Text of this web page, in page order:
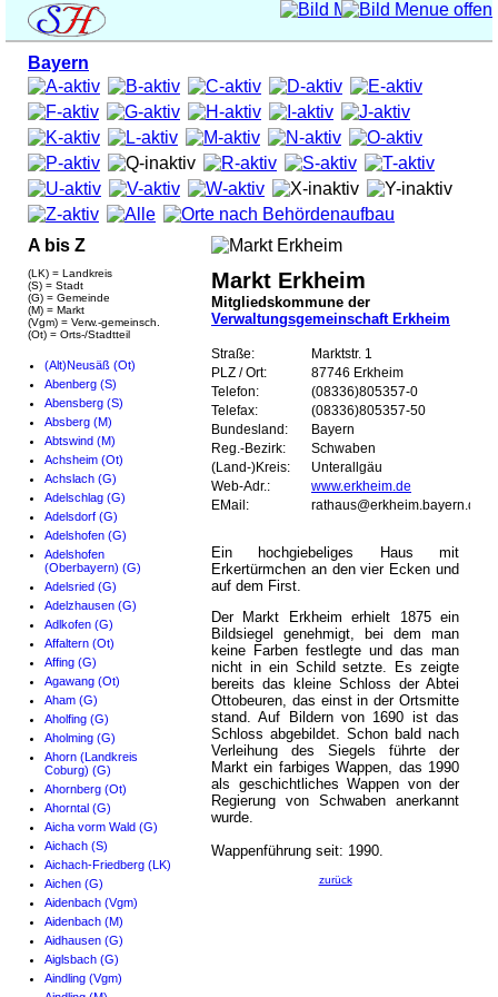
Bayern
A bis Z
(LK) = Landkreis
(S) = Stadt
(G) = Gemeinde
(M) = Markt
(Vgm) = Verw.-gemeinsch.
(Ot) = Orts-/Stadtteil
(Alt)Neusäß (Ot)
Abenberg (S)
Abensberg (S)
Absberg (M)
Abtswind (M)
Achsheim (Ot)
Achslach (G)
Adelschlag (G)
Adelsdorf (G)
Adelshofen (G)
Adelshofen
(Oberbayern) (G)
Adelsried (G)
Adelzhausen (G)
Adlkofen (G)
Affaltern (Ot)
Affing (G)
Agawang (Ot)
Aham (G)
Aholfing (G)
Aholming (G)
Ahorn (Landkreis
Coburg) (G)
Ahornberg (Ot)
Ahorntal (G)
Aicha vorm Wald (G)
Aichach (S)
Aichach-Friedberg (LK)
Aichen (G)
Aidenbach (Vgm)
Aidenbach (M)
Aidhausen (G)
Aiglsbach (G)
Aindling (Vgm)
Markt Erkheim
Mitgliedskommune der
Verwaltungsgemeinschaft Erkheim
Straße:
Marktstr. 1
PLZ / Ort:
87746 Erkheim
Telefon:
(08336)805357-0
Telefax:
(08336)805357-50
Bundesland:
Bayern
Reg.-Bezirk:
Schwaben
(Land-)Kreis:
Unterallgäu
Web-Adr.:
www.erkheim.de
EMail:
rathaus@erkheim.bayern.de
Ein hochgiebeliges Haus mit
Erkertürmchen an den vier Ecken und
auf dem First.
Der Markt Erkheim erhielt 1875 ein
Bildsiegel genehmigt, bei dem man
keine Farben festlegte und das man
nicht in ein Schild setzte. Es zeigte
bereits das kleine Schloss der Abtei
Ottobeuren, das einst in der Ortsmitte
stand. Auf Bildern von 1690 ist das
Schloss abgebildet. Schon bald nach
Verleihung des Siegels führte der
Markt ein farbiges Wappen, das 1990
als geschichtliches Wappen von der
Regierung von Schwaben anerkannt
wurde.
Wappenführung seit: 1990.
zurück